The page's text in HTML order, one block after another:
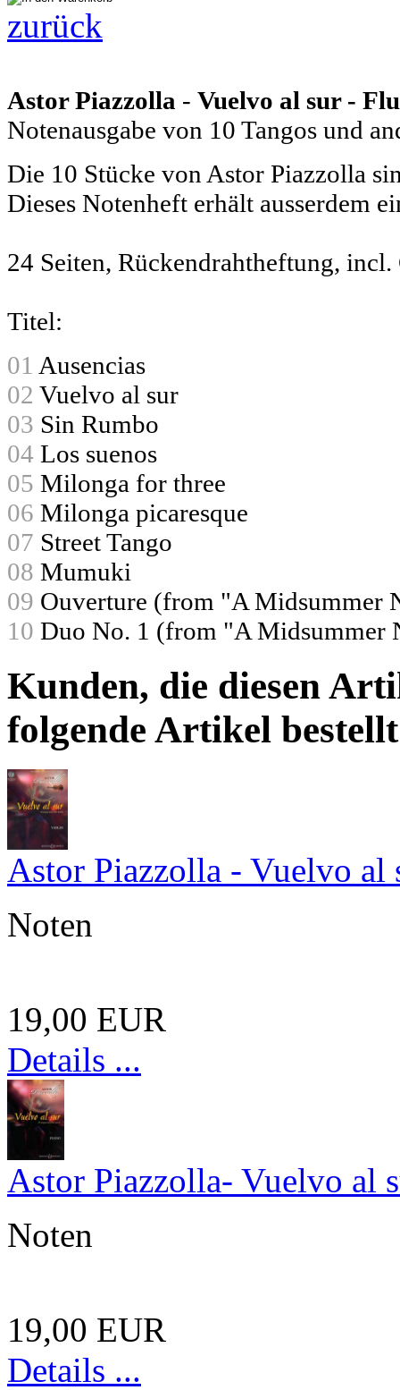
zurück
Astor Piazzolla - Vuelvo al sur -
Notenausgabe von 10 Tangos und
Die 10 Stücke von Astor Piazzolla
Dieses Notenheft erhält ausserdem
24 Seiten, Rückendrahtheftung, incl.
Titel:
01 Ausencias
02 Vuelvo al sur
03 Sin Rumbo
04 Los suenos
05 Milonga for three
06 Milonga picaresque
07 Street Tango
08 Mumuki
09 Ouverture (from "A Midsummer
10 Duo No. 1 (from "A Midsummer
Kunden, die diesen
folgende Artikel
Astor Piazzolla - Vuelvo
Noten
19,00 EUR
Details ...
Astor Piazzolla- Vuelvo al
Noten
19,00 EUR
Details ...